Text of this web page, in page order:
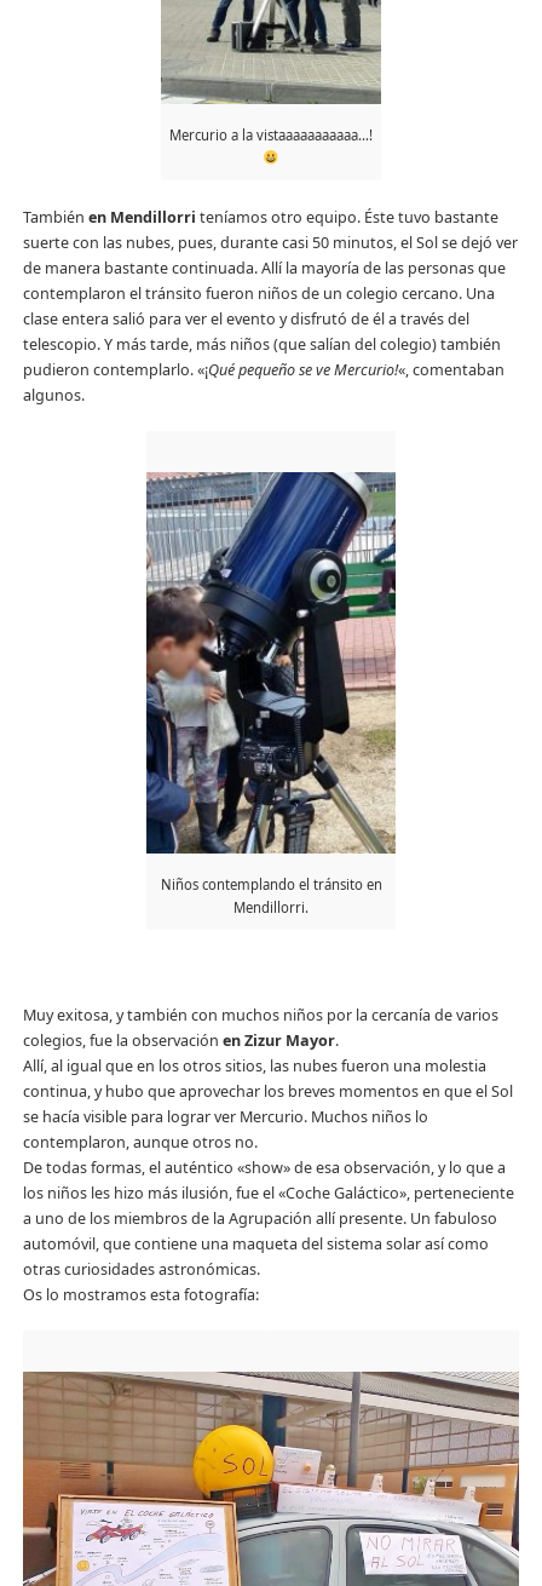
Mercurio a la vistaaaaaaaaaaa…!
También en Mendillorri teníamos otro equipo. Éste tuvo bastante
suerte con las nubes, pues, durante casi 50 minutos, el Sol se dejó ver
de manera bastante continuada. Allí la mayoría de las personas que
contemplaron el tránsito fueron niños de un colegio cercano. Una
clase entera salió para ver el evento y disfrutó de él a través del
telescopio. Y más tarde, más niños (que salían del colegio) también
pudieron contemplarlo. «¡Qué pequeño se ve Mercurio!«, comentaban
algunos.
Niños contemplando el tránsito en
Mendillorri.
Muy exitosa, y también con muchos niños por la cercanía de varios
colegios, fue la observación en Zizur Mayor.
Allí, al igual que en los otros sitios, las nubes fueron una molestia
continua, y hubo que aprovechar los breves momentos en que el Sol
se hacía visible para lograr ver Mercurio. Muchos niños lo
contemplaron, aunque otros no.
De todas formas, el auténtico «show» de esa observación, y lo que a
los niños les hizo más ilusión, fue el «Coche Galáctico», perteneciente
a uno de los miembros de la Agrupación allí presente. Un fabuloso
automóvil, que contiene una maqueta del sistema solar así como
otras curiosidades astronómicas.
Os lo mostramos esta fotografía: